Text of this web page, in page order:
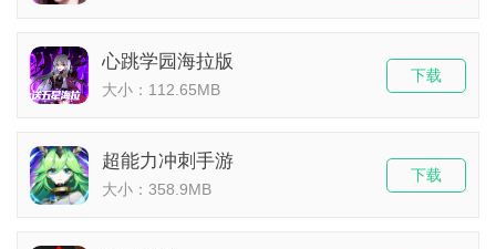
心跳学园海拉版
大小：112.65MB
下载
超能力冲刺手游
大小：358.9MB
下载